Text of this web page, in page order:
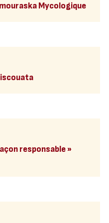
Mycologique
responsable »